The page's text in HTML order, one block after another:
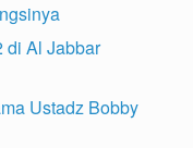
di Al Jabbar
Ustadz Bobby